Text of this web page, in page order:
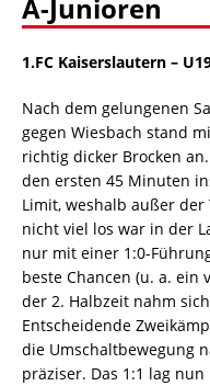
A-Junioren
1.FC Kaiserslautern –
Nach dem gelungenen
gegen Wiesbach stand
richtig dicker Brocken
den ersten 45 Minuten
Limit, weshalb außer der
nicht viel los war in der
nur mit einer 1:0-
beste Chancen (u. a. ein
der 2. Halbzeit nahm
Entscheidende
die Umschaltbewegung
präziser. Das 1:1 lag